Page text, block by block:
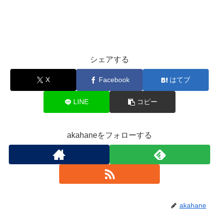
シェアする
X Facebook はてブ
LINE コピー
akahaneをフォローする
akahane